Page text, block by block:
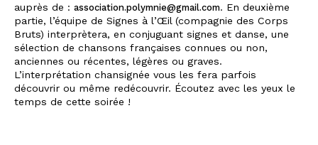
auprès de : association.polymnie@gmail.com. En deuxième
partie, l’équipe de Signes à l’Œil (compagnie des Corps
Bruts) interprètera, en conjuguant signes et danse, une
sélection de chansons françaises connues ou non,
anciennes ou récentes, légères ou graves.
L’interprétation chansignée vous les fera parfois
découvrir ou même redécouvrir. Écoutez avec les yeux le
temps de cette soirée !